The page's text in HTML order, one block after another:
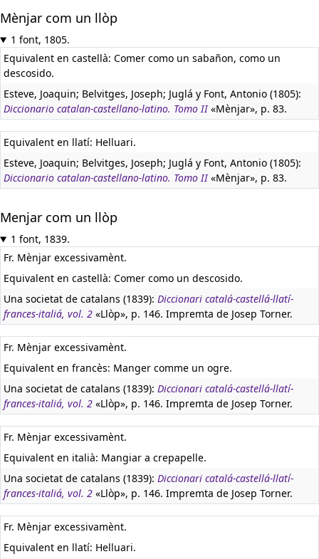
Mènjar com un llòp
1 font, 1805.
Equivalent en castellà: Comer como un sabañon, como un
descosido.
Esteve, Joaquin; Belvitges, Joseph; Juglá y Font, Antonio (1805):
Diccionario catalan-castellano-latino. Tomo II«Mènjar», p. 83.
Equivalent en llatí: Helluari.
Esteve, Joaquin; Belvitges, Joseph; Juglá y Font, Antonio (1805):
Diccionario catalan-castellano-latino. Tomo II«Mènjar», p. 83.
Menjar com un llòp
1 font, 1839.
Fr. Mènjar excessivamènt.
Equivalent en castellà: Comer como un descosido.
Una societat de catalans (1839): Diccionari catalá-castellá-llatí-
frances-italiá, vol. 2 «Llòp», p. 146. Impremta de Josep Torner.
Fr. Mènjar excessivamènt.
Equivalent en francès: Manger comme un ogre.
Una societat de catalans (1839): Diccionari catalá-castellá-llatí-
frances-italiá, vol. 2 «Llòp», p. 146. Impremta de Josep Torner.
Fr. Mènjar excessivamènt.
Equivalent en italià: Mangiar a crepapelle.
Una societat de catalans (1839): Diccionari catalá-castellá-llatí-
frances-italiá, vol. 2 «Llòp», p. 146. Impremta de Josep Torner.
Fr. Mènjar excessivamènt.
Equivalent en llatí: Helluari.